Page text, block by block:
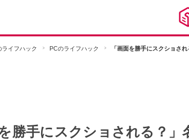
ライフハック PCのライフハック 「画面を勝手にスクショさ
を勝手にスクショされる？」